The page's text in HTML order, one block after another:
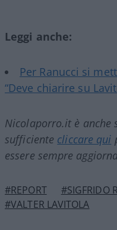
Leggi anche:
Per Ranucci si
“Deve chiarire su
Nicolaporro.it è anche
sufficiente cliccare qui
essere sempre
#REPORT
#SIGFRIDO
#VALTER LAVITOLA